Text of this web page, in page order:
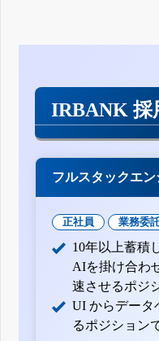
IRBANK 採
フルスタックエン
正社員 業務委
10年以上蓄積
AIを掛け合わ
速させるポジ
UI からデータ
るポジション